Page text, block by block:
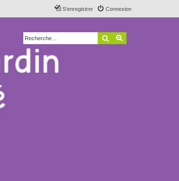
Connexion
S’enregistrer
Rechercher